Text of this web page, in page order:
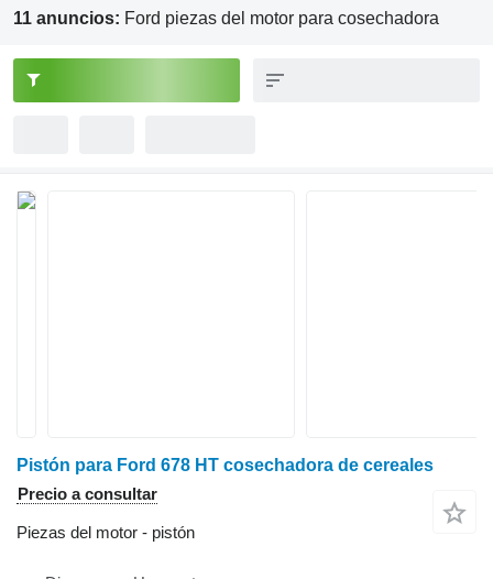
11 anuncios: Ford piezas del motor para cosechadora
Pistón para Ford 678 HT cosechadora de cereales
Precio a consultar
Piezas del motor - pistón